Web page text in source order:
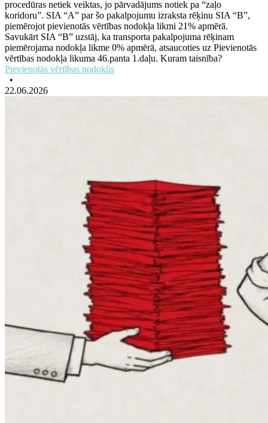
procedūras netiek veiktas, jo pārvadājums notiek pa “zaļo
koridoru”. SIA “A” par šo pakalpojumu izraksta rēķinu SIA “B”,
piemērojot pievienotās vērtības nodokļa likmi 21% apmērā.
Savukārt SIA “B” uzstāj, ka transporta pakalpojuma rēķinam
piemērojama nodokļa likme 0% apmērā, atsaucoties uz Pievienotās
vērtības nodokļa likuma 46.panta 1.daļu. Kuram taisnība?
Pievienotās vērtības nodoklis
•
22.06.2026